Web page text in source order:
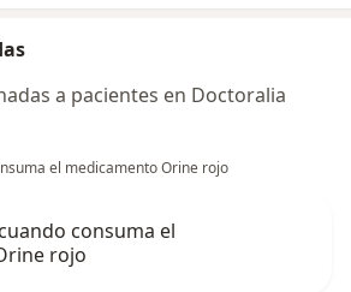
a pacientes en Doctoralia
el medicamento Orine rojo
consuma el
rojo